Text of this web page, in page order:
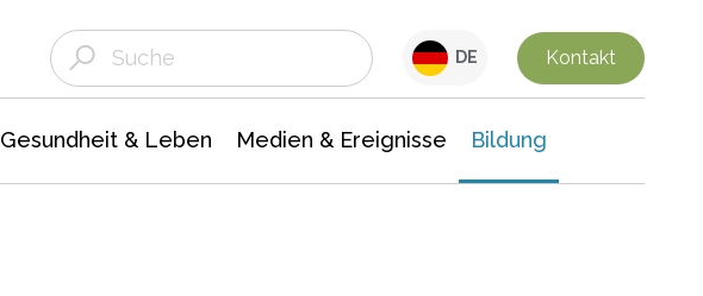
DE Kontakt
Gesundheit & Leben Medien & Ereignisse Bildung